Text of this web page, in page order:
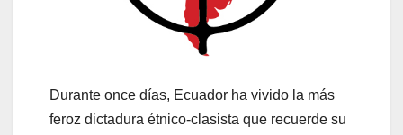
Durante once días, Ecuador ha vivido la más
feroz dictadura étnico-clasista que recuerde su